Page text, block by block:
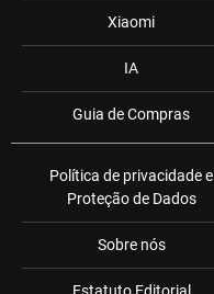
Xiaomi
IA
Guia de Compras
Política de privacidade e
Proteção de Dados
Sobre nós